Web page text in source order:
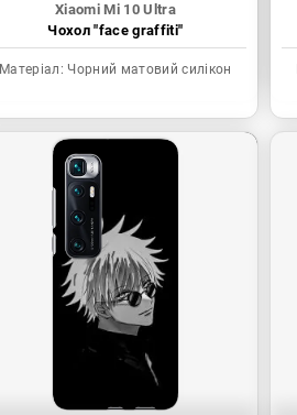
Xiaomi Mi 10 Ultra
Чохол "face graffiti"
Матеріал: Чорний матовий силікон